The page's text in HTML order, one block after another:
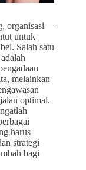
organisasi—
untuk
Salah satu
melainkan
optimal,
harus
strategi
bagi